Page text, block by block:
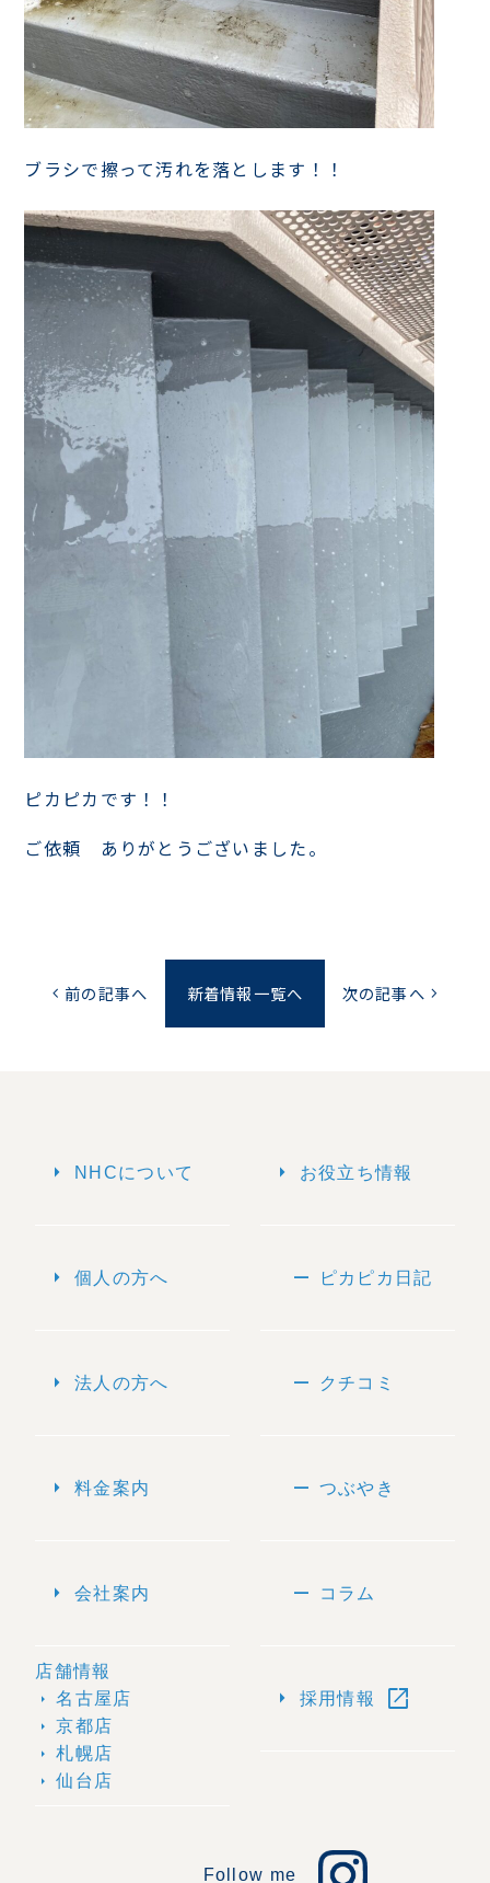
ブラシで擦って汚れを落とします！！
ピカピカです！！
ご依頼 ありがとうございました。
chevron_left 前の記事へ 新着情報一覧へ 次の記事へ chevron_right
arrow_right NHCについて
arrow_right 個人の方へ
arrow_right 法人の方へ
arrow_right 料金案内
arrow_right 会社案内
店舗情報
arrow_right 名古屋店
arrow_right 京都店
arrow_right 札幌店
arrow_right 仙台店
arrow_right お役立ち情報
remove ピカピカ日記
remove クチコミ
remove つぶやき
remove コラム
arrow_right 採用情報 open_in_new
Follow me